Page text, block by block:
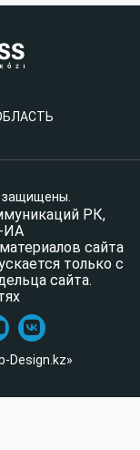
РК,
ИА
сайта
только с
сайта.
Design.kz»